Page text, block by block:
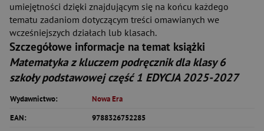
umiejętności dzięki znajdującym się na końcu każdego
tematu zadaniom dotyczącym treści omawianych we
wcześniejszych działach lub klasach.
Szczegółowe informacje na temat książki
Matematyka z kluczem podręcznik dla klasy 6
szkoły podstawowej część 1 EDYCJA 2025-2027
Wydawnictwo:
Nowa Era
EAN:
9788326752285